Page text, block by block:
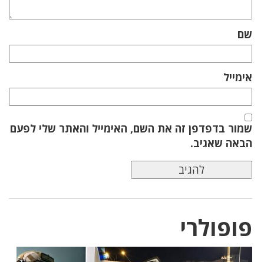
שם
אימייל
שמור בדפדפן זה את השם, האימייל והאתר שלי לפעם
הבאה שאגיב.
פופולרי